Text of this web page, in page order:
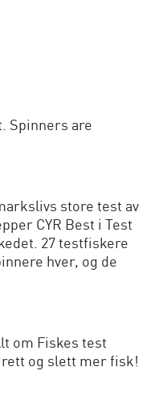
Spinners are
store test av
CYR Best i Test
27 testfiskere
hver, og de
om Fiskes test
rett og slett mer fisk!